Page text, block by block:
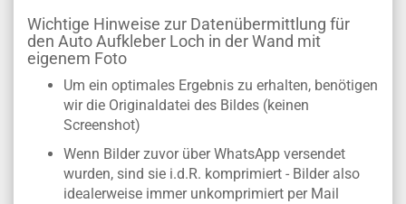
Wichtige Hinweise zur Datenübermittlung für
den Auto Aufkleber Loch in der Wand mit
eigenem Foto
Um ein optimales Ergebnis zu erhalten, benötigen
wir die Originaldatei des Bildes (keinen
Screenshot)
Wenn Bilder zuvor über WhatsApp versendet
wurden, sind sie i.d.R. komprimiert - Bilder also
idealerweise immer unkomprimiert per Mail